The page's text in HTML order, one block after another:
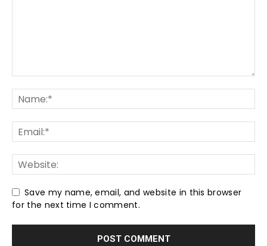
Save my name, email, and website in this browser
for the next time I comment.